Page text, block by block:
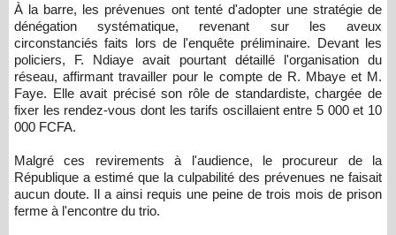
À la barre, les prévenues ont tenté d'adopter une stratégie de
dénégation systématique, revenant sur les aveux
circonstanciés faits lors de l'enquête préliminaire. Devant les
policiers, F. Ndiaye avait pourtant détaillé l'organisation du
réseau, affirmant travailler pour le compte de R. Mbaye et M.
Faye. Elle avait précisé son rôle de standardiste, chargée de
fixer les rendez-vous dont les tarifs oscillaient entre 5 000 et 10
000 FCFA.
Malgré ces revirements à l'audience, le procureur de la
République a estimé que la culpabilité des prévenues ne faisait
aucun doute. Il a ainsi requis une peine de trois mois de prison
ferme à l'encontre du trio.